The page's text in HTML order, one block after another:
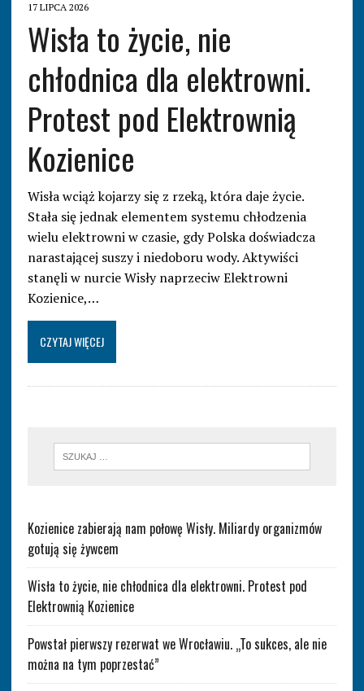
17 LIPCA 2026
Wisła to życie, nie
chłodnica dla elektrowni.
Protest pod Elektrownią
Kozienice
Wisła wciąż kojarzy się z rzeką, która daje życie.
Stała się jednak elementem systemu chłodzenia
wielu elektrowni w czasie, gdy Polska doświadcza
narastającej suszy i niedoboru wody. Aktywiści
stanęli w nurcie Wisły naprzeciw Elektrowni
Kozienice,…
CZYTAJ WIĘCEJ
Kozienice zabierają nam połowę Wisły. Miliardy organizmów
gotują się żywcem
Wisła to życie, nie chłodnica dla elektrowni. Protest pod
Elektrownią Kozienice
Powstał pierwszy rezerwat we Wrocławiu. „To sukces, ale nie
można na tym poprzestać”